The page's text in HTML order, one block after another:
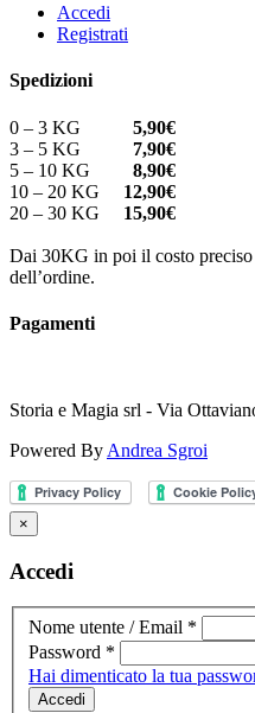
Accedi
Registrati
Spedizioni
0 – 3 KG 5,90€
3 – 5 KG 7,90€
5 – 10 KG 8,90€
10 – 20 KG 12,90€
20 – 30 KG 15,90€
Dai 30KG in poi il costo
dell’ordine.
Pagamenti
Storia e Magia srl - Via
Powered By Andrea Sgroi
×
Accedi
Nome utente / Email *
Password *
Hai dimenticato la tua
Accedi